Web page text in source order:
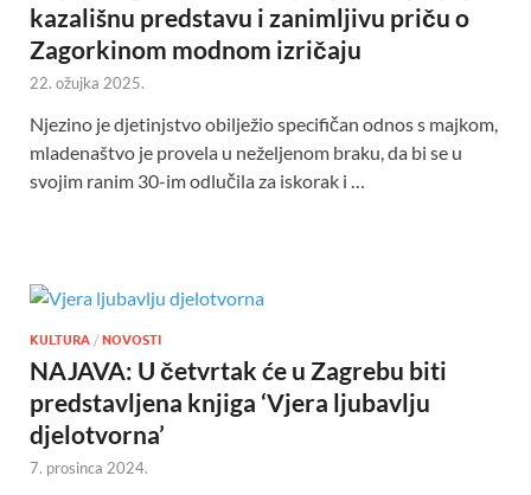
kazališnu predstavu i zanimljivu priču o
Zagorkinom modnom izričaju
22. ožujka 2025.
Njezino je djetinjstvo obilježio specifičan odnos s majkom,
mladenaštvo je provela u neželjenom braku, da bi se u
svojim ranim 30-im odlučila za iskorak i …
KULTURA / NOVOSTI
NAJAVA: U četvrtak će u Zagrebu biti
predstavljena knjiga ‘Vjera ljubavlju
djelotvorna’
7. prosinca 2024.